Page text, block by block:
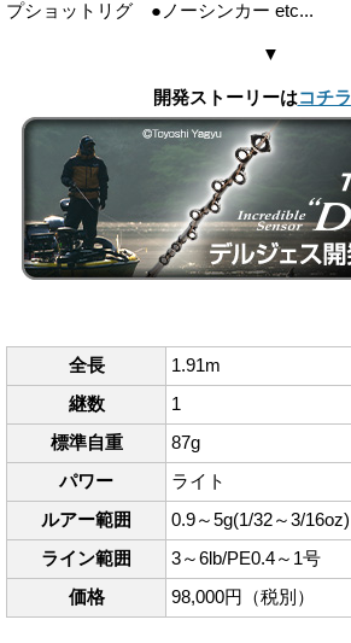
プショットリグ ●ノーシンカー etc...
▼
開発ストーリーはコチラ
全長
1.91m
継数
1
標準自重
87g
パワー
ライト
ルアー範囲
0.9～5g(1/32～3/16oz)
ライン範囲
3～6lb/PE0.4～1号
価格
98,000円（税別）